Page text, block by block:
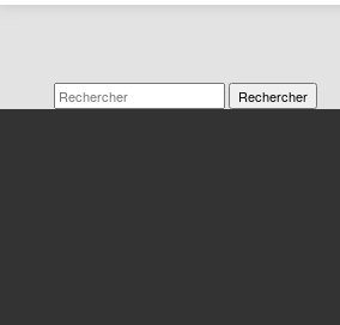
Rechercher